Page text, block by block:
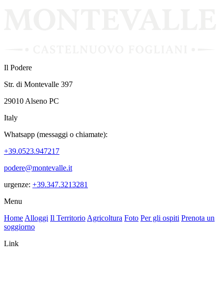
Il Podere
Str. di Montevalle 397
29010 Alseno PC
Italy
Whatsapp (messaggi o chiamate):
+39.0523.947217
podere@montevalle.it
urgenze: +39.347.3213281
Menu
Home Alloggi Il Territorio Agricoltura Foto Per gli ospiti Prenota un
soggiorno
Link